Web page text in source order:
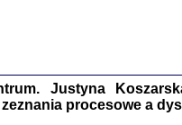
oprac. Aleksandra
Justyna
procesowe a